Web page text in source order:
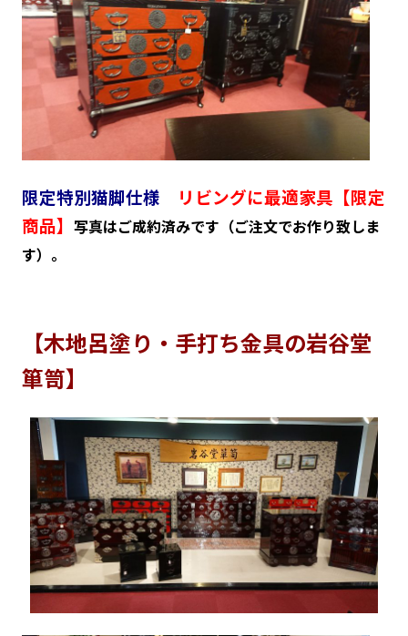
限定特別猫脚仕様 リビングに最適家具【限定
商品】 写真はご成約済みです（ご注文でお作り致しま
す）。
【木地呂塗り・手打ち金具の岩谷堂
箪笥】